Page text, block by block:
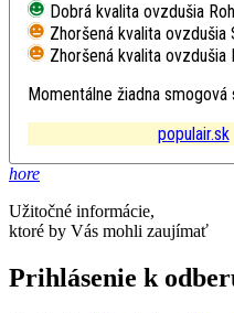
Dobrá kvalita ovzdušia
Zhoršená kvalita ovzdušia
Zhoršená kvalita ovzdušia
Momentálne žiadna smogová
populair.sk
hore
Užitočné informácie,
ktoré by Vás mohli zaujímať
Prihlásenie k